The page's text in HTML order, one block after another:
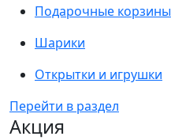
Подарочные корзины
Шарики
Открытки и игрушки
Перейти в раздел
Акция